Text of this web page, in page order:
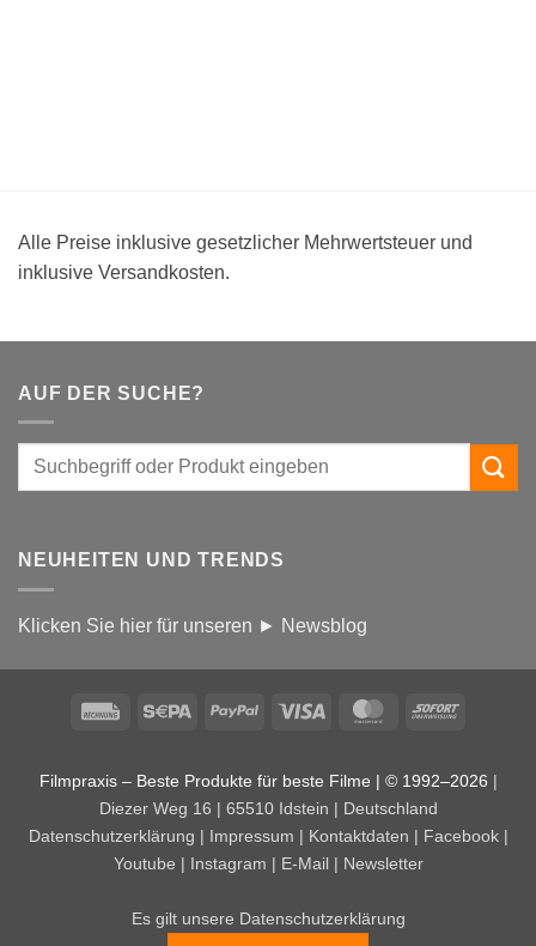
Alle Preise inklusive gesetzlicher Mehrwertsteuer und
inklusive Versandkosten.
AUF DER SUCHE?
NEUHEITEN UND TRENDS
Klicken Sie hier für unseren ► Newsblog
Rechung Sepa PayPal Visa MasterCardSofort
Filmpraxis – Beste Produkte für beste Filme | © 1992–2026 |
Diezer Weg 16 | 65510 Idstein | Deutschland
Datenschutzerklärung | Impressum | Kontaktdaten | Facebook|
Youtube | Instagram | E-Mail| Newsletter
Es gilt unsere Datenschutzerklärung